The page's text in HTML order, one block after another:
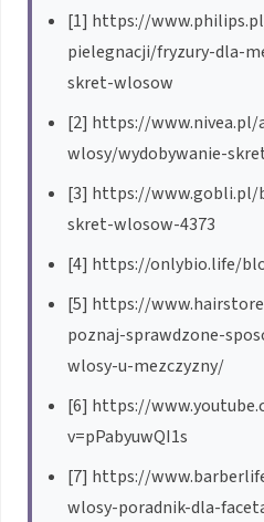
[1] https://
pielegnacji/fryzury-dla-
skret-wlosow
[2] https://
wlosy/wydobywanie-
[3] https://www.gobli.pl/
skret-wlosow-4373
[4] https://onlybio.life/
[5] https://
poznaj-sprawdzone-
wlosy-u-mezczyzny/
[6] https://
v=pPabyuwQI1s
[7] https://
wlosy-poradnik-dla-